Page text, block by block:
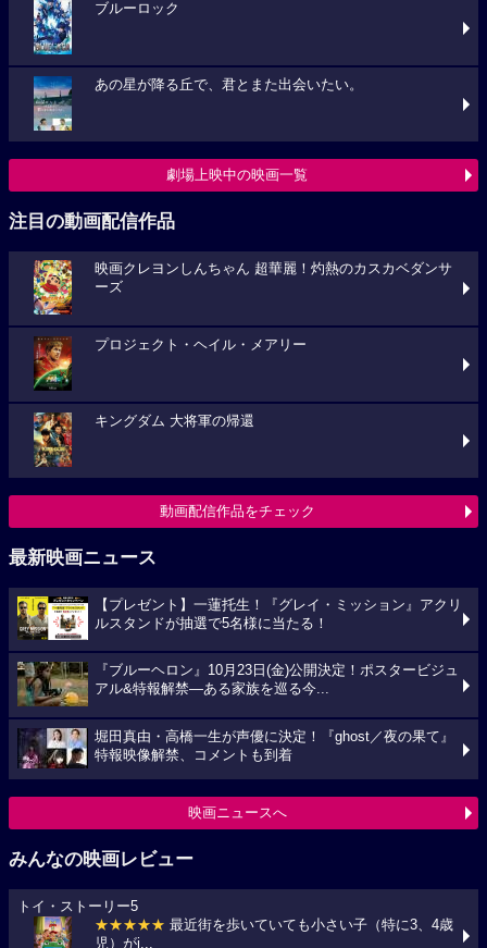
ブルーロック
あの星が降る丘で、君とまた出会いたい。
劇場上映中の映画一覧
注目の動画配信作品
映画クレヨンしんちゃん 超華麗！灼熱のカスカベダンサ
ーズ
プロジェクト・ヘイル・メアリー
キングダム 大将軍の帰還
動画配信作品をチェック
最新映画ニュース
【プレゼント】一蓮托生！『グレイ・ミッション』アクリ
ルスタンドが抽選で5名様に当たる！
『ブルーヘロン』10月23日(金)公開決定！ポスタービジュ
アル&特報解禁―ある家族を巡る今...
堀田真由・高橋一生が声優に決定！『ghost／夜の果て』
特報映像解禁、コメントも到着
映画ニュースへ
みんなの映画レビュー
トイ・ストーリー5
★★★★★ 最近街を歩いていても小さい子（特に3、4歳
児）がi...